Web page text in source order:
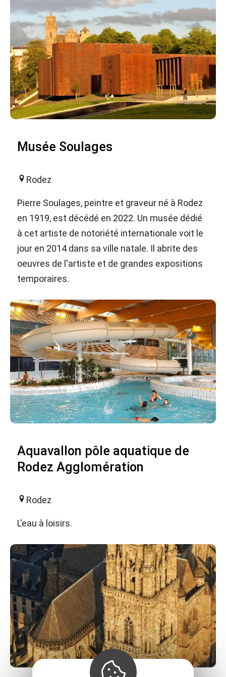
Musée Soulages
Rodez
Pierre Soulages, peintre et graveur né à Rodez
en 1919, est décédé en 2022. Un musée dédié
à cet artiste de notoriété internationale voit le
jour en 2014 dans sa ville natale. Il abrite des
oeuvres de l'artiste et de grandes expositions
temporaires.
Aquavallon pôle aquatique de
Rodez Agglomération
Rodez
L'eau à loisirs.